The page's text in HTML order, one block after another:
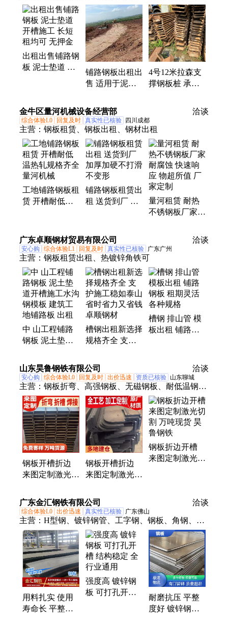
桩回收、铺路钢板出租、槽钢出租、活动围挡出租、
临时围挡出租
出租出售铺路钢
板 泥士垫道 开
铺路钢板出租出
售 适用于泥土
规格齐全
4号12米拉森支
撑钢板桩 承接
金牛区量河机械设备经营部 洽谈
综合体验L0 回复及时 真实性已核验 四川成都
主营： 钢板租赁、钢板出租、钢材出租
工地铺路钢板租
赁 开槽耐低温
铺路钢板租赁出
租 送货到厂 加
量河租赁 耐热
不锈钢板厂家
应 物超所值 厂
家定制
广东卓顺钢材贸易有限公司 洽谈
安心购 综合体验L1 回复及时 真实性已核验 广东广州
主营： 钢板租赁出租、热镀锌角铁可
中 山工程铺路
钢板 泥土垫道
模板 建筑工地
铺路板 出租
槽钢出租新选择
规格齐全 支护
时省力又省钱卓
顺钢材
槽钢 排山管 模
板出租 铺路钢
山东昊鲁钢铁有限公司
洽谈
安心购 综合体验L0 回复及时 出价迅速 资质已核验 山东聊城
主营： 钢板折弯、高强钢板、无磁钢板、耐低温钢
板、酸洗板
钢板开槽折边
来图定制激光切
鲁钢铁
钢板开槽折边
来图定制激光切
鲁钢铁
钢板折边开槽
来图定制激光切
广东金汇钢铁有限公司 洽谈
综合体验L0 出价迅速 真实性已核验 广东佛山
主营： H型钢、镀锌钢管、工字钢、钢板、角钢、槽
钢、焊接H型钢、镀锌H型钢、镀锌角钢、黑方管、
衬塑管、球墨铸铁管、焊管、螺旋管、钢结构、钢材
加工
用料扎实 使用
寿命长 平整度
强度高 镀锌钢
板 可打孔开槽
耐磨抗压 平整
度好 镀锌钢板